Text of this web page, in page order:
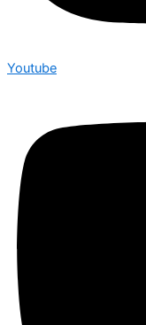
Youtube